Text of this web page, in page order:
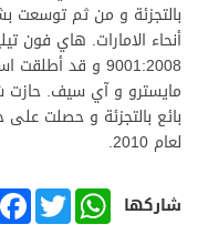
أنحاء الامارات. هاي فون
9001:2008 و قد
مايسترو و آي سيف.
بائع بالتجزئة و حصلت على
لعام 2010.
شاركها TWITTER
WHATSAPP